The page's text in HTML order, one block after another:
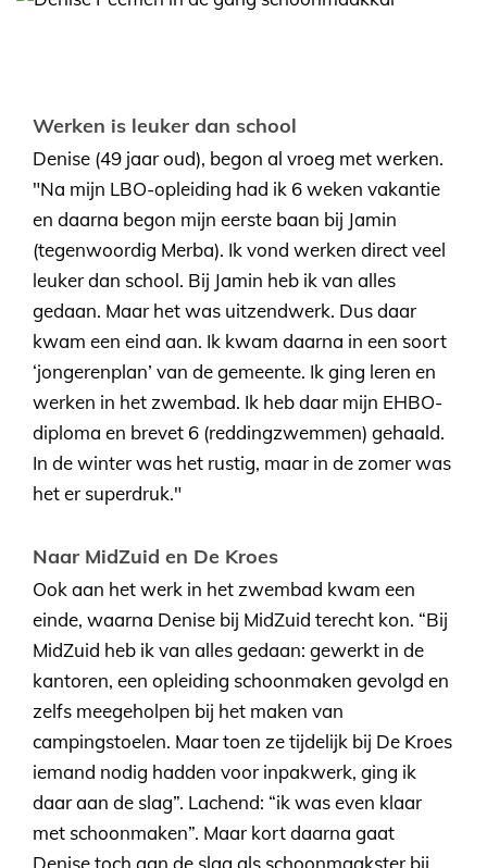
Werken is leuker dan school
Denise (49 jaar oud), begon al vroeg met werken.
"Na mijn LBO-opleiding had ik 6 weken vakantie
en daarna begon mijn eerste baan bij Jamin
(tegenwoordig Merba). Ik vond werken direct veel
leuker dan school. Bij Jamin heb ik van alles
gedaan. Maar het was uitzendwerk. Dus daar
kwam een eind aan. Ik kwam daarna in een soort
‘jongerenplan’ van de gemeente. Ik ging leren en
werken in het zwembad. Ik heb daar mijn EHBO-
diploma en brevet 6 (reddingzwemmen) gehaald.
In de winter was het rustig, maar in de zomer was
het er superdruk."
Naar MidZuid en De Kroes
Ook aan het werk in het zwembad kwam een
einde, waarna Denise bij MidZuid terecht kon. “Bij
MidZuid heb ik van alles gedaan: gewerkt in de
kantoren, een opleiding schoonmaken gevolgd en
zelfs meegeholpen bij het maken van
campingstoelen. Maar toen ze tijdelijk bij De Kroes
iemand nodig hadden voor inpakwerk, ging ik
daar aan de slag”. Lachend: “ik was even klaar
met schoonmaken”. Maar kort daarna gaat
Denise toch aan de slag als schoonmaakster bij